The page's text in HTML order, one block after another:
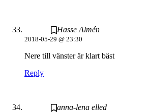
Hasse Almén
2018-05-29 @ 23:30
Nere till vänster är klart bäst
Reply
anna-lena elled